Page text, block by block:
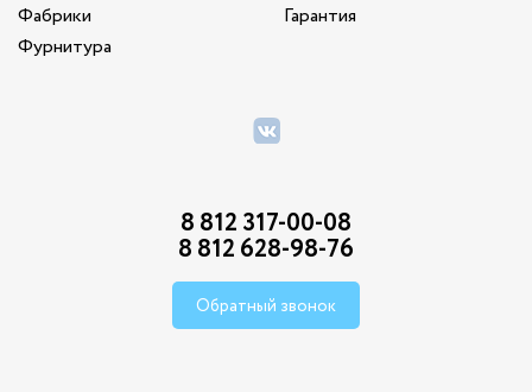
Фабрики
Фурнитура
Гарантия
8 812 317-00-08
8 812 628-98-76
Обратный звонок